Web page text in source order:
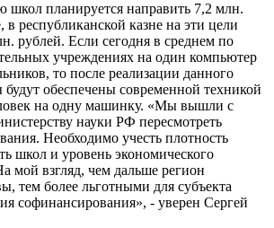
планируется направить 7,2 млн.
в республиканской казне на эти цели
рублей. Если сегодня в среднем по
учреждениях на один компьютер
то после реализации данного
обеспечены современной техникой
на одну машинку. «Мы вышли с
науки РФ пересмотреть
Необходимо учесть плотность
школ и уровень экономического
мой взгляд, чем дальше регион
тем более льготными для субъекта
софинансирования», - уверен Сергей